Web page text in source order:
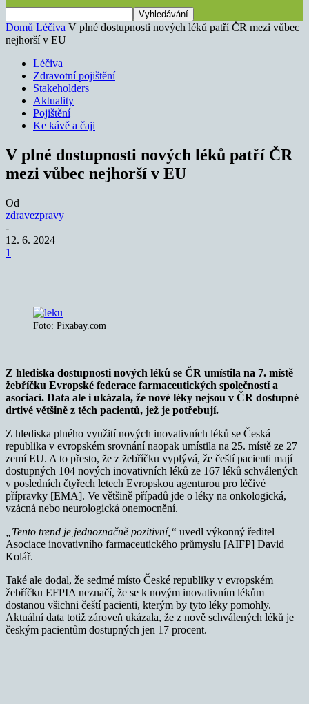
Domů Léčiva V plné dostupnosti nových léků patří ČR mezi vůbec
nejhorší v EU
Léčiva
Zdravotní pojištění
Stakeholders
Aktuality
Pojištění
Ke kávě a čaji
V plné dostupnosti nových léků patří ČR
mezi vůbec nejhorší v EU
Od
zdravezpravy
-
12. 6. 2024
1
Foto: Pixabay.com
Z hlediska dostupnosti nových léků se ČR umístila na 7. místě
žebříčku Evropské federace farmaceutických společností a
asociací. Data ale i ukázala, že nové léky nejsou v ČR dostupné
drtivé většině z těch pacientů, jež je potřebují.
Z hlediska plného využití nových inovativních léků se Česká
republika v evropském srovnání naopak umístila na 25. místě ze 27
zemí EU. A to přesto, že z žebříčku vyplývá, že čeští pacienti mají
dostupných 104 nových inovativních léků ze 167 léků schválených
v posledních čtyřech letech Evropskou agenturou pro léčivé
přípravky [EMA]. Ve většině případů jde o léky na onkologická,
vzácná nebo neurologická onemocnění.
„Tento trend je jednoznačně pozitivní,“ uvedl výkonný ředitel
Asociace inovativního farmaceutického průmyslu [AIFP] David
Kolář.
Také ale dodal, že sedmé místo České republiky v evropském
žebříčku EFPIA neznačí, že se k novým inovativním lékům
dostanou všichni čeští pacienti, kterým by tyto léky pomohly.
Aktuální data totiž zároveň ukázala, že z nově schválených léků je
českým pacientům dostupných jen 17 procent.